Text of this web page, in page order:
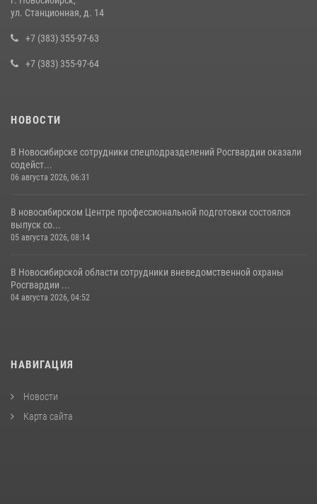
При силовой поддержке бойцов ОМОН и СОБР Росгвардии
в сфере страхования
29 июля 2026, 05:19
ул. Станционная, д. 14
+7 (383) 355-97-63
+7 (383) 355-97-64
НОВОСТИ
В Новосибирске сотрудники спецподразделений Росгвардии оказали
содейст...
06 августа 2026, 06:31
В новосибирском Центре профессиональной подготовки состоялся
выпуск со...
05 августа 2026, 08:14
В Новосибирской области сотрудники вневедомственной охраны
Росгвардии ...
04 августа 2026, 04:52
НАВИГАЦИЯ
Новости
Карта сайта